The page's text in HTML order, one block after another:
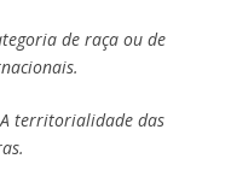
de raça ou de
A territorialidade das